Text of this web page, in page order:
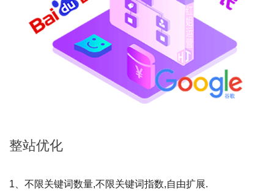
整站优化
1、不限关键词数量,不限关键词指数,自由扩展.